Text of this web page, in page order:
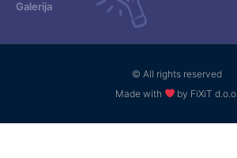
Galerija
© All rights reserved
Made with
by FiXiT d.o.o.